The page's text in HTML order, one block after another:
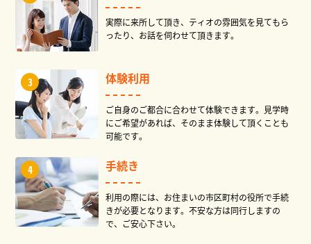
実際に来所して頂き、ティオの雰囲気を見てもら
ったり、お話を伺わせて頂きます。
体験利用
ご自身のご都合に合わせて体験できます。見学時
にご希望があれば、そのまま体験して頂くことも
可能です。
手続き
利用の際には、お住まいの市区町村の役所で手続
きが必要となります。不安な方は同行しますの
で、ご安心下さい。